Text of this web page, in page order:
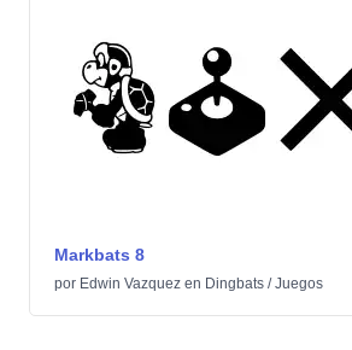
Markbats 8
por Edwin Vazquezen Dingbats/Juegos